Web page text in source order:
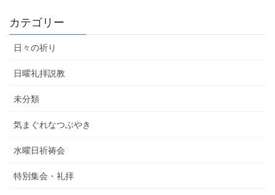
カテゴリー
日々の祈り
日曜礼拝説教
未分類
気まぐれなつぶやき
水曜日祈祷会
特別集会・礼拝